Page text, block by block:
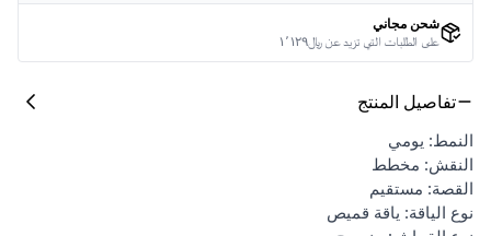
شحن مجاني
على الطلبات التي تزيد عن ﷼١٬١٢٩
تفاصيل المنتج
النمط: يومي
النقش: مخطط
القصة: مستقيم
نوع الياقة: ياقة قميص